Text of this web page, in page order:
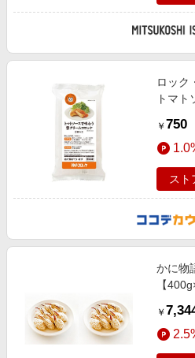
ロック
トマト
￥ 750
スト
かに物
【
伊勢丹/
￥